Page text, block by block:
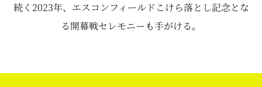
続く2023年、エスコンフィールドこけら落とし記念とな
る開幕戦セレモニーも手がける。